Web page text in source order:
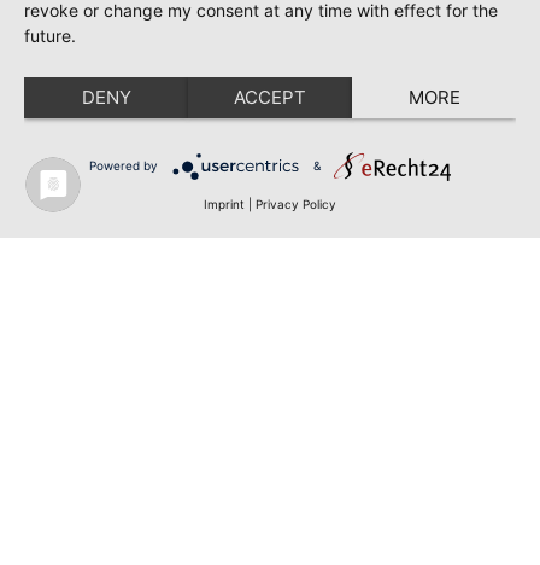
revoke or change my consent at any time with effect for the
future.
DENY ACCEPT MORE
Powered by &
Imprint Privacy Policy